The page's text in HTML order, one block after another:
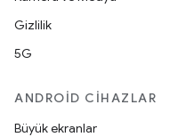
Gizlilik
5G
ANDROID CIHAZLAR
Büyük ekranlar